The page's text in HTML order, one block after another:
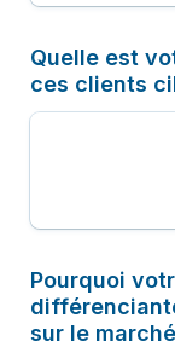
Quelle est
ces clients
Pourquoi
sur le